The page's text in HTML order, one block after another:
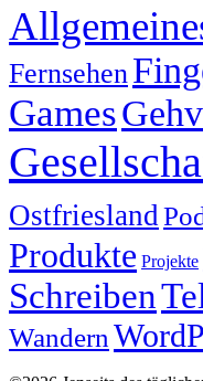
Fernsehen
Games
Ostfriesland
Produkte Projekte
Schreiben
Wandern